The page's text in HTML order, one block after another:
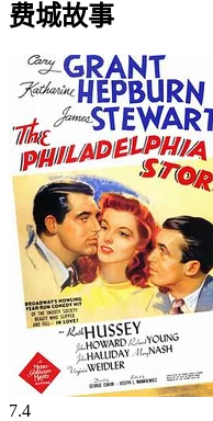
费城故事
7.4